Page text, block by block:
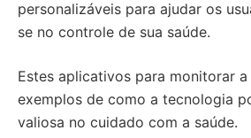
personalizáveis para ajudar os
se no controle de sua saúde.
Estes aplicativos para monitorar
exemplos de como a tecnologia
valiosa no cuidado com a saúde.